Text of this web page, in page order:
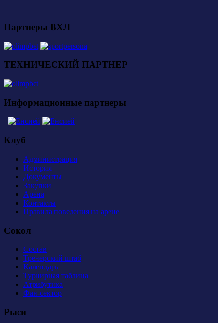
Партнеры ВХЛ
ТЕХНИЧЕСКИЙ ПАРТНЕР
Информационные партнеры
Клуб
Администрация
История
Документы
Закупки
Арена
Контакты
Правила поведения на арене
Сокол
Состав
Тренерский штаб
Календарь
Турнирная таблица
Атрибутика
Фан-сектор
Рыси